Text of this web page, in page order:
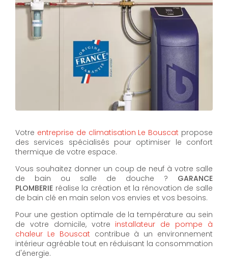
Votre entreprise de climatisation Le Bouscat propose
des services spécialisés pour optimiser le confort
thermique de votre espace.
Vous souhaitez donner un coup de neuf à votre salle
de bain ou salle de douche ? GARANCE
PLOMBERIE réalise la création et la rénovation de salle
de bain clé en main selon vos envies et vos besoins.
Pour une gestion optimale de la température au sein
de votre domicile, votre installateur de pompe à
chaleur Le Bouscat contribue à un environnement
intérieur agréable tout en réduisant la consommation
d'énergie.